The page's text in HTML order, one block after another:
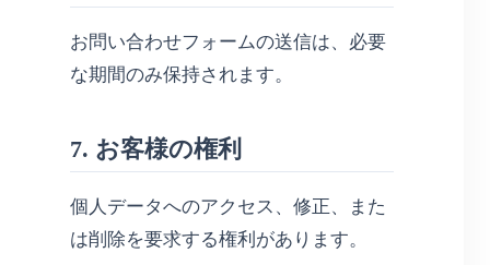
お問い合わせフォームの送信は、必要
な期間のみ保持されます。
7. お客様の権利
個人データへのアクセス、修正、また
は削除を要求する権利があります。